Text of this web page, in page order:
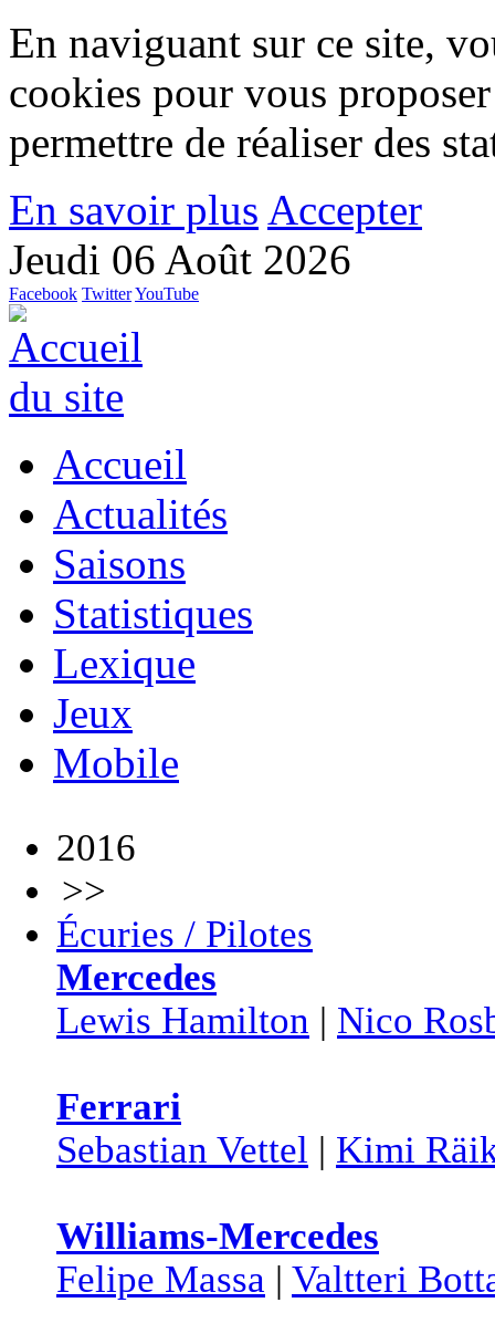
En naviguant sur ce site,
cookies pour vous
permettre de réaliser des
En savoir plus Accepter
Jeudi 06 Août 2026
Facebook TwitterYouTube
Accueil
Actualités
Saisons
Statistiques
Lexique
Jeux
Mobile
2016
>>
Écuries / Pilotes
Mercedes
Lewis Hamilton | Nico
Ferrari
Sebastian Vettel | Kimi
Williams-Mercedes
Felipe Massa | Valtteri